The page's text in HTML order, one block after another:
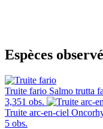
Espèces
Truite fario Salmo trutta
3,351 obs.
Truite arc-en-ciel
5 obs.